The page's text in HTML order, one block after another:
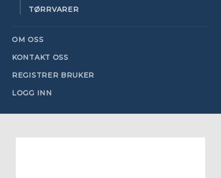
TØRRVARER
OM OSS
KONTAKT OSS
REGISTRER BRUKER
LOGG INN